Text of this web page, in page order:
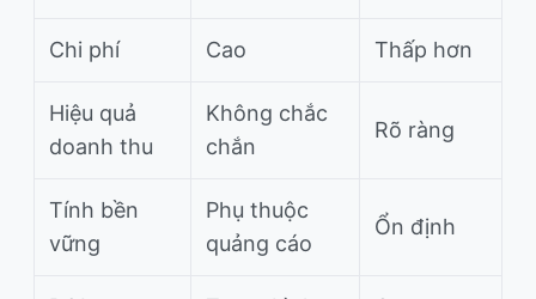
Chi phí Cao Thấp hơn
Hiệu quả
doanh thu
Không chắc
chắn
Rõ ràng
Tính bền
vững
Phụ thuộc
quảng cáo
Ổn định